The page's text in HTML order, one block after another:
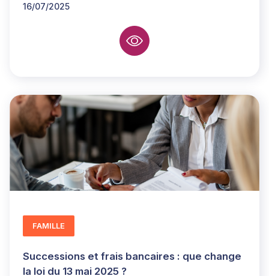
16/07/2025
Successions et frais bancaires : que change
la loi du 13 mai 2025 ?
FAMILLE